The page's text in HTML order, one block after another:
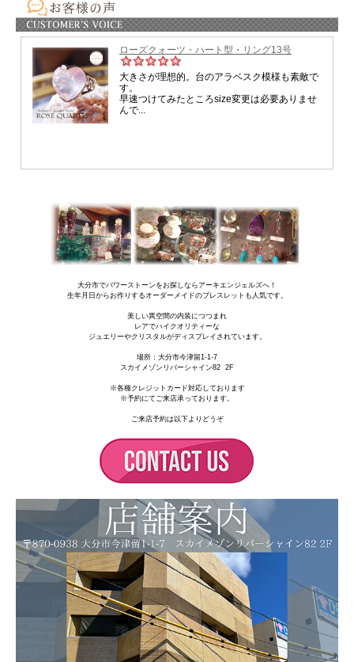
自分ときちんと向き合う準備が出来ている方に
そんなサポートをもたらすお手伝いになってくれるでしょう。
大分市でパワーストーンをお探しならアーキエンジェルズへ！
生年月日からお作りするオーダーメイドのブレスレットも人気です。
美しい異空間の内装につつまれ
レアでハイクオリティーな
ジュエリーやクリスタルがディスプレイされています。
場所： 大分市今津留1-1-7
スカイメゾンリバーシャイン82 2F
※各種クレジットカード対応しております
※予約にてご来店承っております。
ご来店予約は以下よりどうぞ